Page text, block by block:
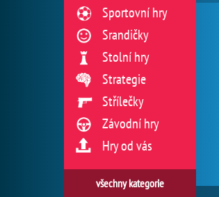
Sportovní hry
Srandičky
Stolní hry
Strategie
Střílečky
Závodní hry
Hry od vás
všechny kategorie